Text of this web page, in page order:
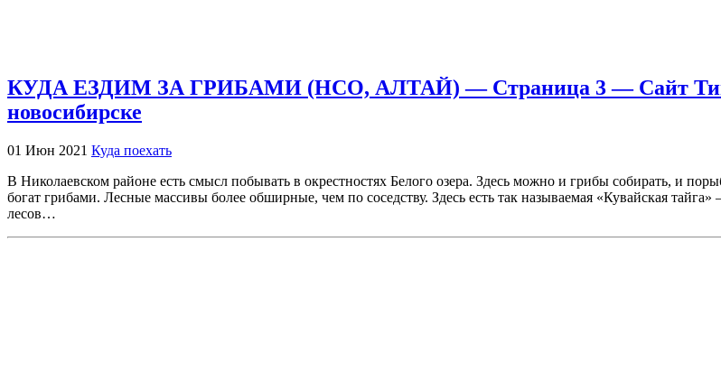
КУДА ЕЗДИМ ЗА ГРИБАМИ (НСО, АЛТАЙ) — Страница 3 — Сайт
новосибирске
01 Июн 2021 Куда поехать
В Николаевском районе есть смысл побывать в окрестностях Белого озера. Здесь можно и грибы собирать, и
богат грибами. Лесные массивы более обширные, чем по соседству. Здесь есть так называемая «Кувайская
лесов…